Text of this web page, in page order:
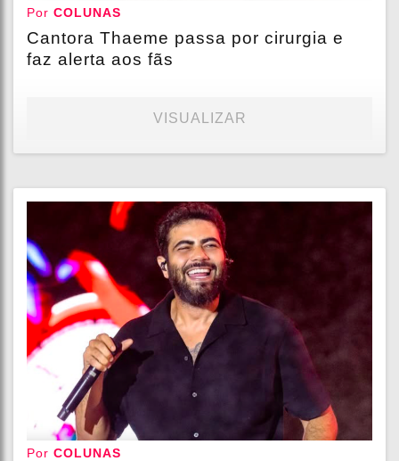
Por COLUNAS
Cantora Thaeme passa por cirurgia e
faz alerta aos fãs
VISUALIZAR
Por COLUNAS